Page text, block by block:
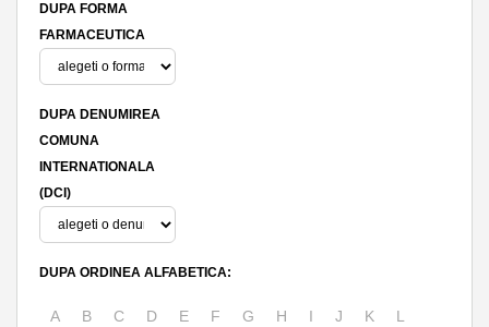
DUPA FORMA
FARMACEUTICA
DUPA DENUMIREA
COMUNA
INTERNATIONALA
(DCI)
DUPA ORDINEA ALFABETICA:
A B C D E F G H I J K L